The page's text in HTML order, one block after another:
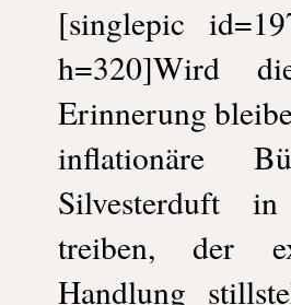
[singlepic
h=320]Wird
Erinnerung
inflationäre
Silvesterduft
treiben, der
Handlung